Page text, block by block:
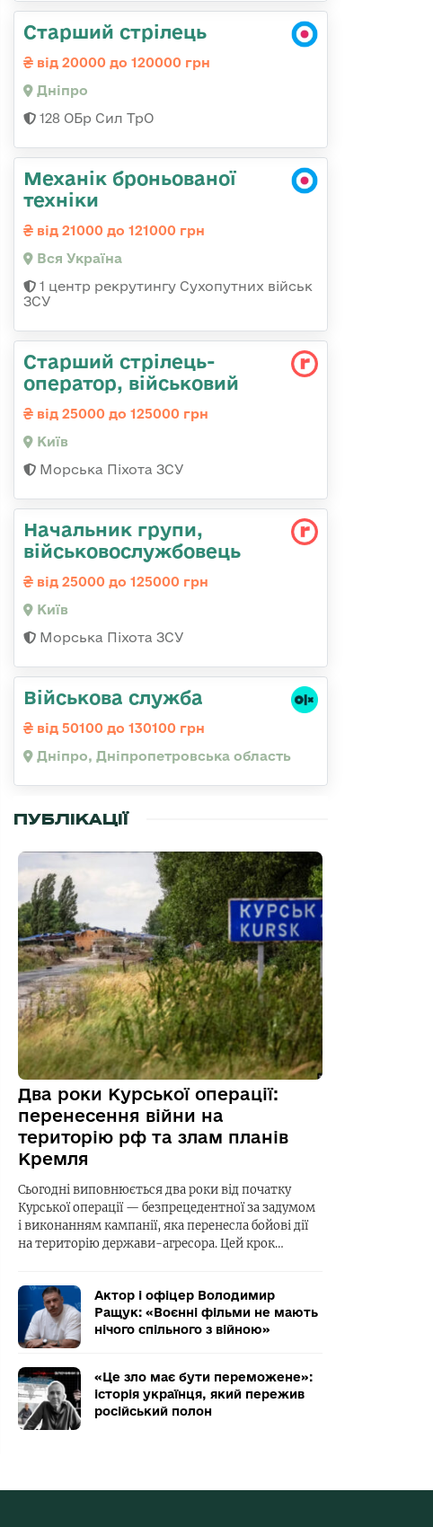
Старший стрілець
від 20000 до 120000 грн
Дніпро
128 ОБр Сил ТрО
Механік броньованої
техніки
від 21000 до 121000 грн
Вся Україна
1 центр рекрутингу Сухопутних військ
ЗСУ
Стаpший стpілець-
опеpатоp, військовий
від 25000 до 125000 грн
Київ
Морська Піхота ЗСУ
Начальник групи,
військовослужбовець
від 25000 до 125000 грн
Київ
Морська Піхота ЗСУ
Військова служба
від 50100 до 130100 грн
Дніпро, Дніпропетровська область
ПУБЛІКАЦІЇ
Два роки Курської операції:
перенесення війни на
територію рф та злам планів
Кремля
Сьогодні виповнюється два роки від початку
Курської операції — безпрецедентної за задумом
і виконанням кампанії, яка перенесла бойові дії
на територію держави-агресора. Цей крок…
Актор і офіцер Володимир
Ращук: «Воєнні фільми не мають
нічого спільного з війною»
«Це зло має бути переможене»:
історія українця, який пережив
російський полон